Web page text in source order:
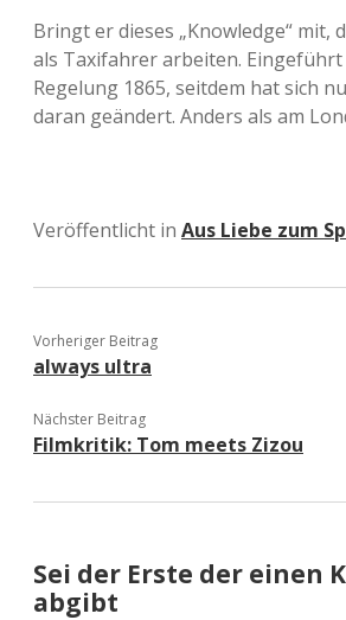
Bringt er dieses „Knowledge“ mit,
als Taxifahrer arbeiten. Eingeführt
Regelung 1865, seitdem hat sich
daran geändert. Anders als am
Veröffentlicht in Aus Liebe zum
Vorheriger Beitrag
always ultra
Nächster Beitrag
Filmkritik: Tom meets Zizou
Sei der Erste der einen
abgibt